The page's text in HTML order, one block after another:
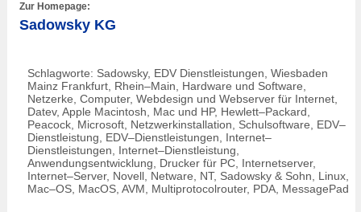
Zur Homepage:
Sadowsky KG
Schlagworte: Sadowsky, EDV Dienstleistungen, Wiesbaden
Mainz Frankfurt, Rhein–Main, Hardware und Software,
Netzerke, Computer, Webdesign und Webserver für Internet,
Datev, Apple Macintosh, Mac und HP, Hewlett–Packard,
Peacock, Microsoft, Netzwerkinstallation, Schulsoftware, EDV–
Dienstleistung, EDV–Dienstleistungen, Internet–
Dienstleistungen, Internet–Dienstleistung,
Anwendungsentwicklung, Drucker für PC, Internetserver,
Internet–Server, Novell, Netware, NT, Sadowsky & Sohn, Linux,
Mac–OS, MacOS, AVM, Multiprotocolrouter, PDA, MessagePad